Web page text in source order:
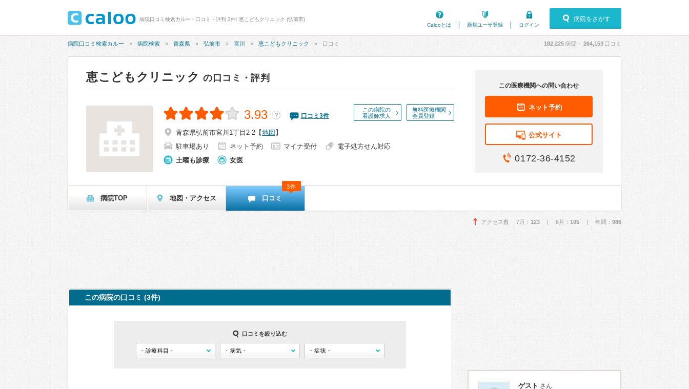
病院口コミ検索カルー - 口コミ・評判 3件: 恵こどもクリニック (弘前市)
Calooとは
新規ユーザ登録 ログイン
病院をさがす
病院口コミ検索カルー 病院検索 青森県 弘前市 宮川 恵こどもクリニック 口コミ 182,225病院・ 264,153 口コミ
恵こどもクリニック の口コミ・評判
この病院の
看護師求人
無料医療機関
会員登録
3.93 ？ 口コミ 3件
青森県弘前市宮川1丁目2-2 【地図 】
駐車場あり
ネット予約 マイナ受付
電子処方せん対応
土曜も診療
女医
この医療機関への問い合わせ
ネット予約
公式サイト
0172-36-4152
病院TOP 地図・アクセス 口コミ
3件
アクセス数 7月： 123 | 6月： 105 | 年間： 986
この病院の口コミ (3件)
口コミを絞り込む
ゲスト さん